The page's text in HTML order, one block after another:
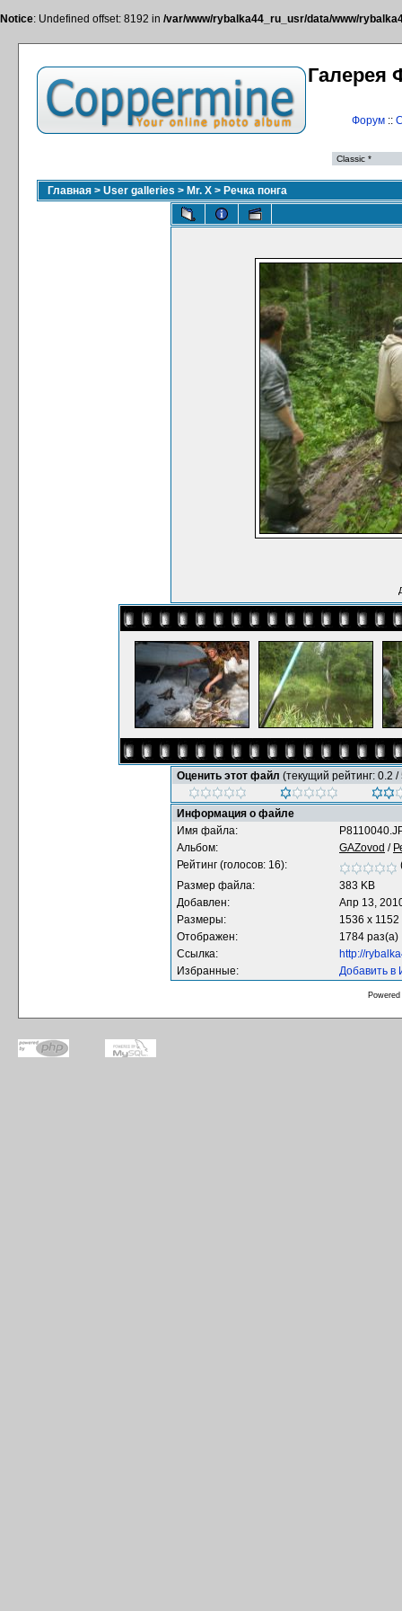
Notice: Undefined offset: 8192 in /var/www/rybalka44_ru_usr/data/www/
Галерея
Форум::
Главная > User galleries > Mr. X > Речка понга
Оценить этот файл (текущий рейтинг: 0.2 /
Информация о файле
Имя файла:
Альбом:
GAZovod /
Рейтинг (голосов: 16):
Размер файла:
383 KB
Добавлен:
Апр 13,
Размеры:
1536 x 1152
Отображен:
1784 раз(а)
Ссылка:
http://
Избранные:
Добавить в